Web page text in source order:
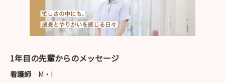
https://www.hosp.hyo-med.ac.jp/nu-
recruit/index.html
1年目の先輩からのメッセージ
看護師 M・I